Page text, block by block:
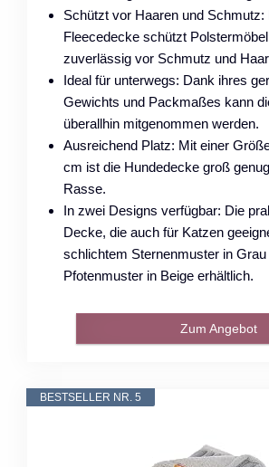
Schützt vor Haaren und Schmutz:
Fleecedecke schützt
zuverlässig vor Schmutz und
Ideal für unterwegs: Dank ihres
Gewichts und Packmaßes kann
überallhin mitgenommen werden.
Ausreichend Platz: Mit einer
cm ist die Hundedecke groß
Rasse.
In zwei Designs verfügbar: Die
Decke, die auch für Katzen
schlichtem Sternenmuster in
Pfotenmuster in Beige erhältlich.
Zum Angebot
BESTSELLER NR. 5